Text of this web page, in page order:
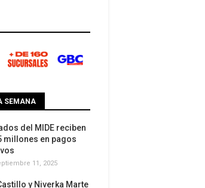
SEMANA
del MIDE reciben
millones en pagos
11, 2025
y Niverka Marte